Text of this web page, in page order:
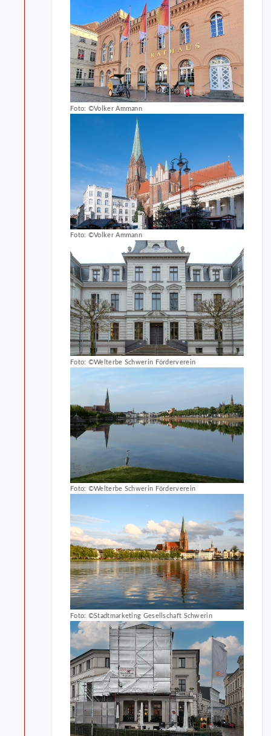
Foto: ©Volker Ammann
Foto: ©Volker Ammann
Foto: ©Welterbe Schwerin Förderverein
Foto: ©Welterbe Schwerin Förderverein
Foto: ©Stadtmarketing Gesellschaft Schwerin